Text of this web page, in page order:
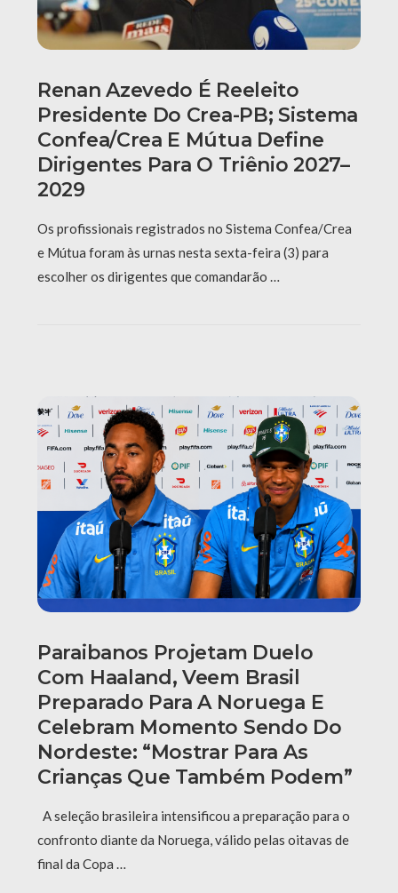
Renan Azevedo É Reeleito
Presidente Do Crea-PB; Sistema
Confea/Crea E Mútua Define
Dirigentes Para O Triênio 2027–
2029
Os profissionais registrados no Sistema Confea/Crea
e Mútua foram às urnas nesta sexta-feira (3) para
escolher os dirigentes que comandarão …
Paraibanos Projetam Duelo
Com Haaland, Veem Brasil
Preparado Para A Noruega E
Celebram Momento Sendo Do
Nordeste: “Mostrar Para As
Crianças Que Também Podem”
A seleção brasileira intensificou a preparação para o
confronto diante da Noruega, válido pelas oitavas de
final da Copa …